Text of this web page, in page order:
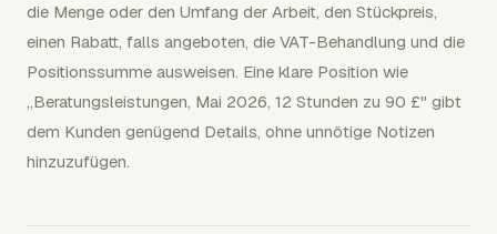
die Menge oder den Umfang der Arbeit, den Stückpreis,
einen Rabatt, falls angeboten, die VAT-Behandlung und die
Positionssumme ausweisen. Eine klare Position wie
„Beratungsleistungen, Mai 2026, 12 Stunden zu 90 £" gibt
dem Kunden genügend Details, ohne unnötige Notizen
hinzuzufügen.